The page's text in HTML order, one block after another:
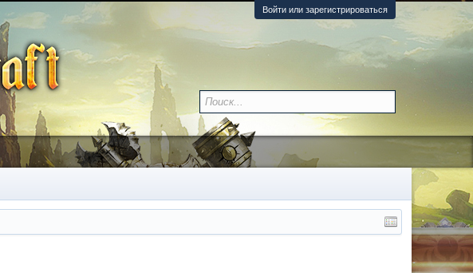
Войти или зарегистрироваться